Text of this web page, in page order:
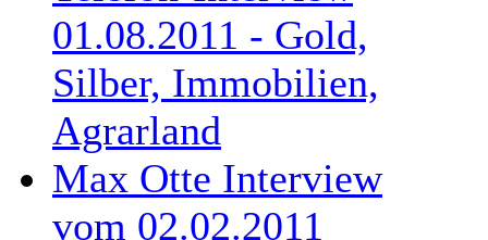
01.08.2011 - Gold,
Silber, Immobilien,
Agrarland
Max Otte Interview
vom 02.02.2011